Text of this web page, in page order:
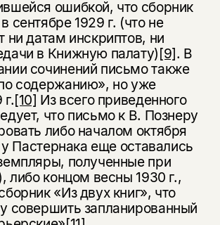
ошибкой, что сборник
сентябре 1929 г. (что не
ни датам инскриптов, ни
в Книжную палату)[9]. В
сочинений письмо также
содержанию», но уже
[10] Из всего приведенного
что письмо к В. Познеру
либо началом октября
у Пастернака еще оставались
полученные при
либо концом весны 1930 г.,
«Из двух книг», что
совершить запланированный
на рассылку
мы отправляем рассылку
и событиях «НЛО».
книги временно
продаже.
подписаться на
и при поступлении книги